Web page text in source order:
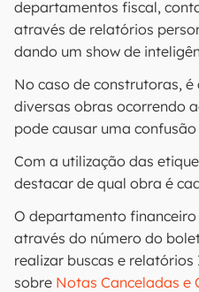
departamentos fiscal,
através de relatórios
dando um show de
No caso de construtoras,
diversas obras ocorrendo
pode causar uma
Com a utilização das
destacar de qual obra é
O departamento
através do número do
realizar buscas e
sobre Notas Canceladas e